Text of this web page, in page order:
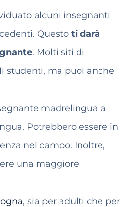
alcuni insegnanti
Questoti darà
. Molti siti di
studenti, ma puoi anche
madrelingua a
Potrebbero essere in
nel campo. Inoltre,
una maggiore
, sia per adulti che per